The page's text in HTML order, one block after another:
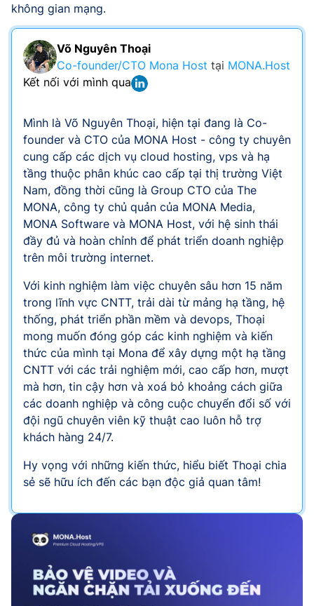
không gian mạng.
Võ Nguyên Thoại
Co-founder/CTO Mona Host tại MONA.Host
Kết nối với mình qua
Mình là Võ Nguyên Thoại, hiện tại đang là Co-
founder và CTO của MONA Host - công ty chuyên
cung cấp các dịch vụ cloud hosting, vps và hạ
tầng thuộc phân khúc cao cấp tại thị trường Việt
Nam, đồng thời cũng là Group CTO của The
MONA, công ty chủ quản của MONA Media,
MONA Software và MONA Host, với hệ sinh thái
đầy đủ và hoàn chỉnh để phát triển doanh nghiệp
trên môi trường internet.
Với kinh nghiệm làm việc chuyên sâu hơn 15 năm
trong lĩnh vực CNTT, trải dài từ mảng hạ tầng, hệ
thống, phát triển phần mềm và devops, Thoại
mong muốn đóng góp các kinh nghiệm và kiến
thức của mình tại Mona để xây dựng một hạ tầng
CNTT với các trải nghiệm mới, cao cấp hơn, mượt
mà hơn, tin cậy hơn và xoá bỏ khoảng cách giữa
các doanh nghiệp và công cuộc chuyển đổi số với
đội ngũ chuyên viên kỹ thuật cao luôn hỗ trợ
khách hàng 24/7.
Hy vọng với những kiến thức, hiểu biết Thoại chia
sẻ sẽ hữu ích đến các bạn độc giả quan tâm!